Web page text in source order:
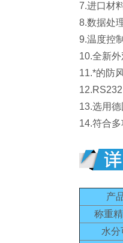
7.进口材
8.数据处
9.温度控
10.全新
11.*的防
13.选用
14.符合
产
称重
水分